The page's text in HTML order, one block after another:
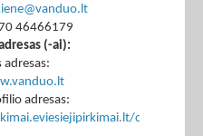
46466179
(-ai):
adresas:
adresas:
ctm/